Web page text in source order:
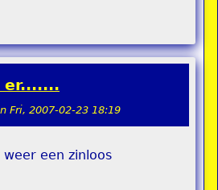
er.......
Fri, 2007-02-23 18:19
een zinloos